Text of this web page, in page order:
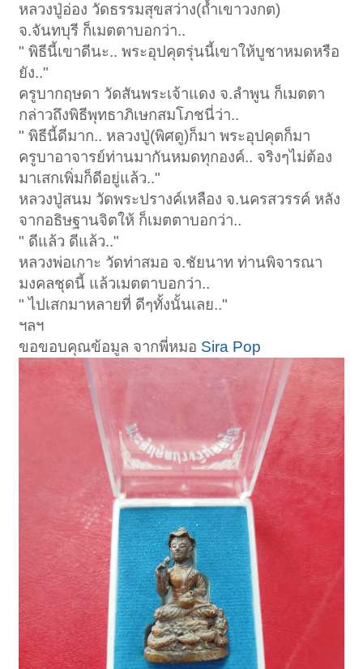
หลวงปู่อ่อง วัดธรรมสุขสว่าง(ถ้ำเขาวงกต)
จ.จันทบุรี ก็เมตตาบอกว่า..
" พิธีนี้เขาดีนะ.. พระอุปคุตรุ่นนี้เขาให้บูชาหมดหรือ
ยัง.."
ครูบากฤษดา วัดสันพระเจ้าแดง จ.ลำพูน ก็เมตตา
กล่าวถึงพิธีพุทธาภิเษกสมโภชนี่ว่า..
" พิธีนี้ดีมาก.. หลวงปู่(พิศดู)ก็มา พระอุปคุตก็มา
ครูบาอาจารย์ท่านมากันหมดทุกองค์.. จริงๆไม่ต้อง
มาเสกเพิ่มก็ดีอยู่แล้ว.."
หลวงปู่สนม วัดพระปรางค์เหลือง จ.นครสวรรค์ หลัง
จากอธิษฐานจิตให้ ก็เมตตาบอกว่า..
" ดีแล้ว ดีแล้ว.."
หลวงพ่อเกาะ วัดท่าสมอ จ.ชัยนาท ท่านพิจารณา
มงคลชุดนี้ แล้วเมตตาบอกว่า..
" ไปเสกมาหลายที่ ดีๆทั้งนั้นเลย.."
ฯลฯ
ขอขอบคุณข้อมูล จากพี่หมอ Sira Pop